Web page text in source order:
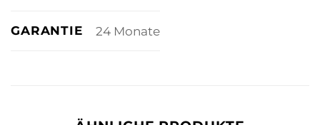
GARANTIE 24 Monate